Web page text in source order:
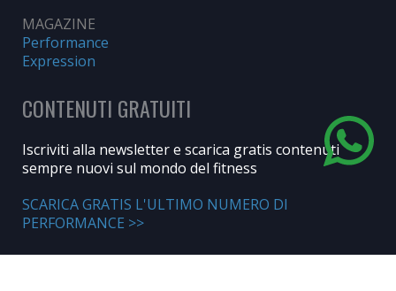
MAGAZINE
Performance
Expression
CONTENUTI GRATUITI
Iscriviti alla newsletter e scarica gratis contenuti
sempre nuovi sul mondo del fitness
SCARICA GRATIS L'ULTIMO NUMERO DI
PERFORMANCE >>